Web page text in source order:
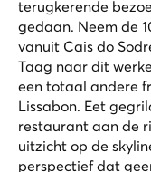
terugkerende
gedaan. Neem de
vanuit Cais do
Taag naar dit
een totaal andere
Lissabon. Eet
restaurant aan de
uitzicht op de
perspectief dat